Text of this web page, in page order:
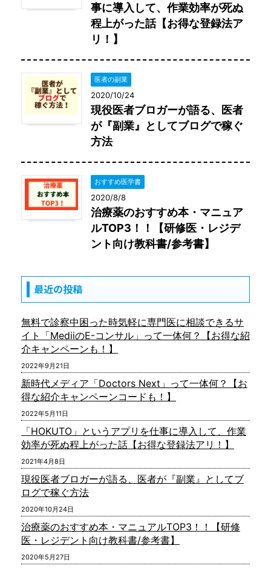
事に導入して、作業効率が死ぬ
程上がった話【お得な登録法ア
リ！】
医者の副業
2020/10/24
現役医者ブロガーが語る、医者
が『副業』としてブログで稼ぐ
方法
おすすめ医学書
2020/8/8
治療薬のおすすめ本・マニュア
ルTOP3！！【研修医・レジデ
ント向け教科書/参考書】
最近の投稿
無料で診察中困った時気軽に専門医に相談できるサ
イト「MediiのE-コンサル」って一体何？【お得な紹
介キャンペーンも！】
2022年9月21日
新時代メディア「Doctors Next」って一体何？【お
得な紹介キャンペーンコードも！】
2022年5月11日
「HOKUTO」というアプリを仕事に導入して、作業
効率が死ぬ程上がった話【お得な登録法アリ！】
2021年4月8日
現役医者ブロガーが語る、医者が『副業』としてブ
ログで稼ぐ方法
2020年10月24日
治療薬のおすすめ本・マニュアルTOP3！！【研修
医・レジデント向け教科書/参考書】
2020年5月27日